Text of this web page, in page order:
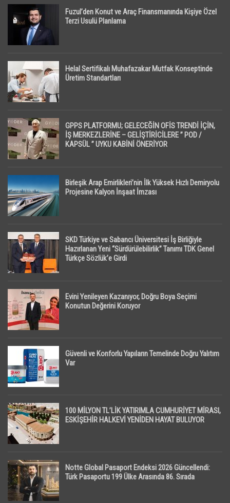
Fuzul’den Konut ve Araç Finansmanında Kişiye Özel
Terzi Usulü Planlama
Helal Sertifikalı Muhafazakar Mutfak Konseptinde
Üretim Standartları
GPPS PLATFORMU; GELECEĞİN OFİS TRENDİ İÇİN,
İŞ MERKEZLERİNE – GELİŞTİRİCİLERE ” POD /
KAPSÜL ” UYKU KABİNİ ÖNERİYOR
Birleşik Arap Emirlikleri’nin İlk Yüksek Hızlı Demiryolu
Projesine Kalyon İnşaat İmzası
SKD Türkiye ve Sabancı Üniversitesi İş Birliğiyle
Hazırlanan Yeni “Sürdürülebilirlik” Tanımı TDK Genel
Türkçe Sözlük’e Girdi
Evini Yenileyen Kazanıyor, Doğru Boya Seçimi
Konutun Değerini Koruyor
Güvenli ve Konforlu Yapıların Temelinde Doğru Yalıtım
Var
100 MİLYON TL’LİK YATIRIMLA CUMHURİYET MİRASI,
ESKİŞEHİR HALKEVİ YENİDEN HAYAT BULUYOR
Notte Global Pasaport Endeksi 2026 Güncellendi:
Türk Pasaportu 199 Ülke Arasında 86. Sırada